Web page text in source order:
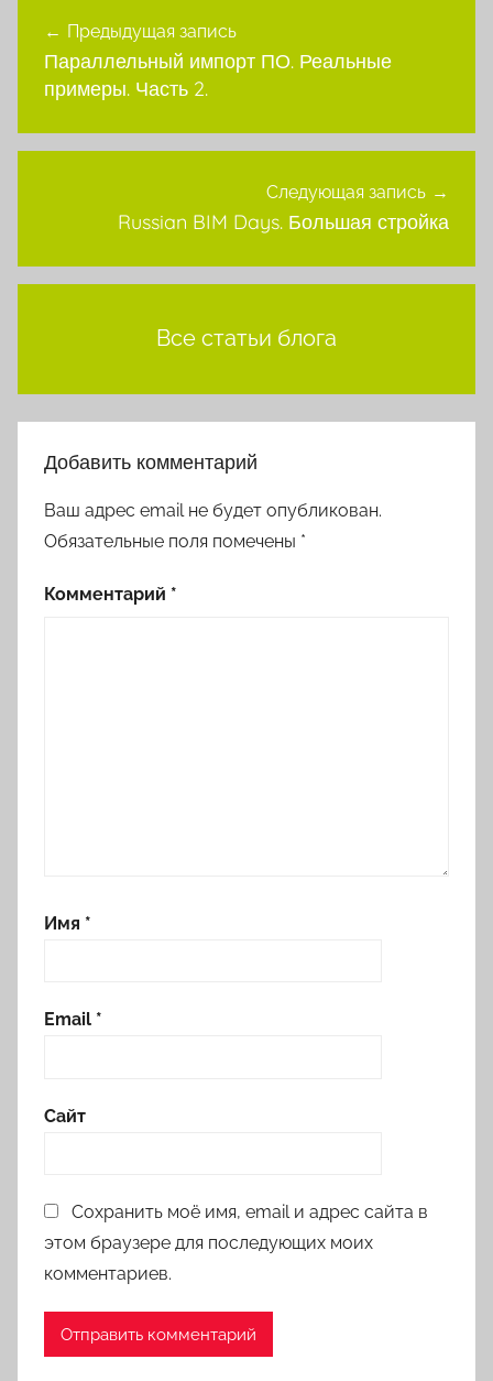
по
записям
Предыдущая запись
Параллельный импорт ПО. Реальные
примеры. Часть 2.
Следующая запись
Russian BIM Days. Большая стройка
Все статьи блога
Добавить комментарий
Ваш адрес email не будет опубликован.
Обязательные поля помечены *
Комментарий *
Имя *
Email *
Сайт
Сохранить моё имя, email и адрес сайта в
этом браузере для последующих моих
комментариев.